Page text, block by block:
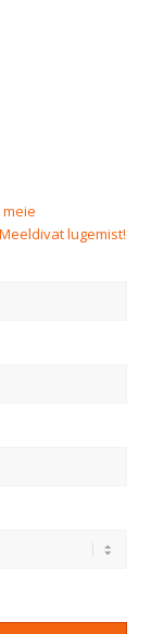
lugemist!